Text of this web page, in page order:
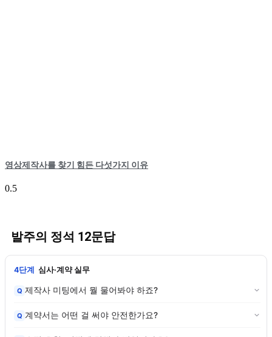
영상제작사를 찾기 힘든 다섯가지 이유
발주의 정석 12문답
4단계 심사·계약 실무
Q 제작사 미팅에서 뭘 물어봐야 하죠?
Q 계약서는 어떤 걸 써야 안전한가요?